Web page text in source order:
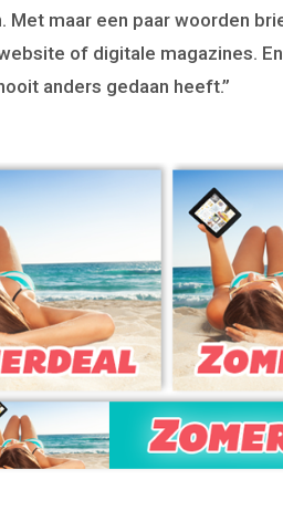
Met maar een paar woorden
of digitale magazines.
anders gedaan heeft.”